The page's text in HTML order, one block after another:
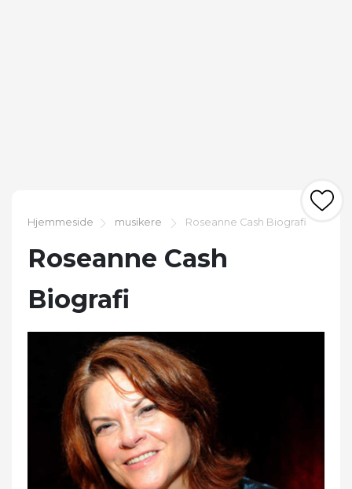
Hjemmeside musikere Roseanne Cash Biografi
Roseanne Cash
Biografi